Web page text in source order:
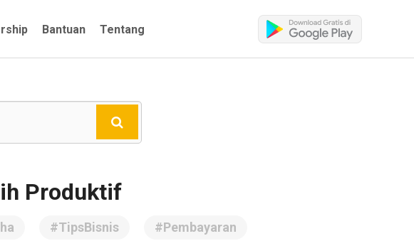
Bantuan Tentang
Produktif
#TipsBisnis #Pembayaran